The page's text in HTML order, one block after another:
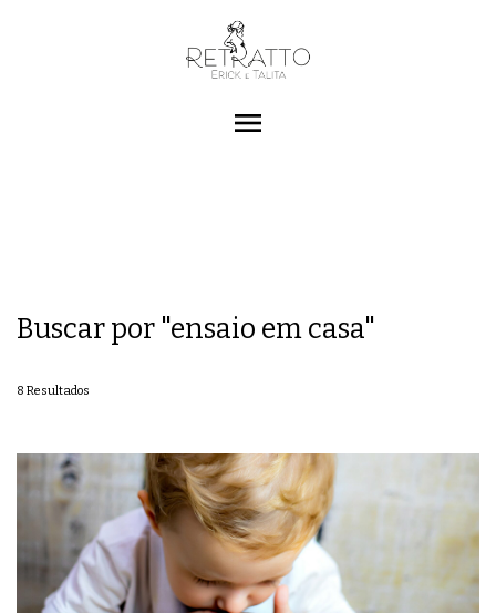
menu
Buscar por "ensaio em casa"
8 Resultados